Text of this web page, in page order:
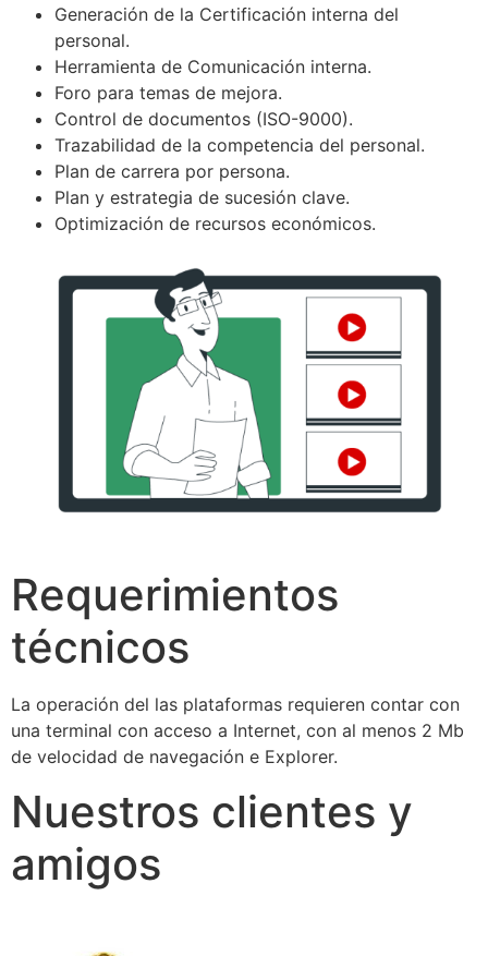
Generación de la Certificación interna del
personal.
Herramienta de Comunicación interna.
Foro para temas de mejora.
Control de documentos (ISO-9000).
Trazabilidad de la competencia del personal.
Plan de carrera por persona.
Plan y estrategia de sucesión clave.
Optimización de recursos económicos.
Requerimientos
técnicos
La operación del las plataformas requieren contar con
una terminal con acceso a Internet, con al menos 2 Mb
de velocidad de navegación e Explorer.
Nuestros clientes y
amigos